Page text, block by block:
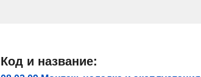
Код и название: